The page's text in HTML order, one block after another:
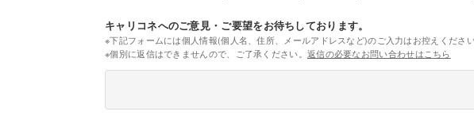
キャリコネへのご意見・ご要望をお待ちしております。
※下記フォームには個人情報(個人名、住所、メールアドレスなど)のご入力はお控えください
※個別に返信はできませんので、ご了承ください。 返信の必要なお問い合わせはこちら